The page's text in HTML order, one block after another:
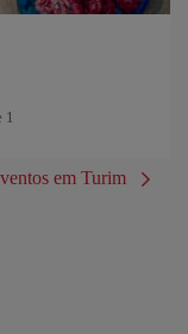
1
em Turim